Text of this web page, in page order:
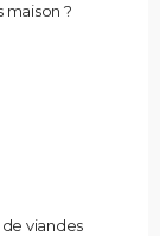
maison ?
viandes